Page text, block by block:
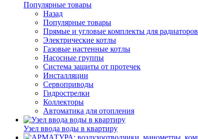
Популярные товары
Назад
Популярные товары
Прямые и угловые комплекты для радиаторов
Электрические котлы
Газовые настенные котлы
Насосные группы
Система защиты от протечек
Инсталляции
Сервоприводы
Гидрострелки
Коллекторы
Автоматика для отопления
Узел ввода воды в квартиру